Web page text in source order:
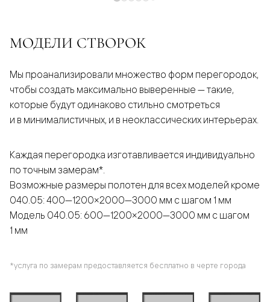
МОДЕЛИ СТВОРОК
Мы проанализировали множество форм перегородок,
чтобы создать максимально выверенные — такие,
которые будут одинаково стильно смотреться
и в минималистичных, и в неоклассических интерьерах.
Каждая перегородка изготавливается индивидуально
по точным замерам*.
Возможные размеры полотен для всех моделей кроме
040.05: 400—1200×2000—3000 мм с шагом 1 мм
Модель 040.05: 600—1200×2000—3000 мм с шагом
1 мм
*услуга по замерам предоставляется бесплатно в черте города